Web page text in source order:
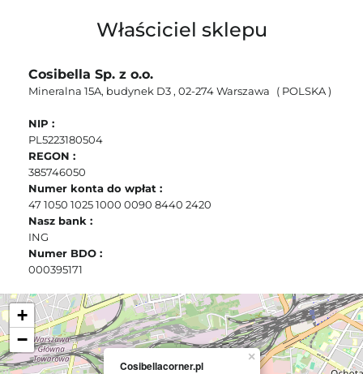
Właściciel sklepu
Cosibella Sp. z o.o.
Mineralna 15A, budynek D3 , 02-274 Warszawa ( POLSKA )
NIP :
PL5223180504
REGON :
385746050
Numer konta do wpłat :
47 1050 1025 1000 0090 8440 2420
Nasz bank :
ING
Numer BDO :
000395171
Cosibellacorner.pl
×
+
−